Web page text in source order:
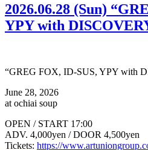
2026.06.28 (Sun)
YPY with
“GREG FOX, ID-SUS, YPY with
June 28, 2026
at ochiai soup
OPEN / START 17:00
ADV. 4,000yen / DOOR 4,500yen
Tickets: https://